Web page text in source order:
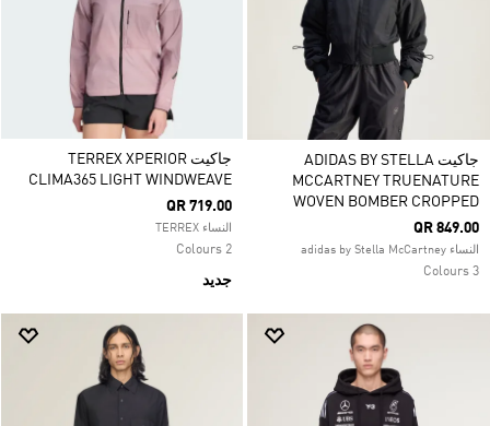
جاكيت ADIDAS BY STELLA
MCCARTNEY TRUENATURE
WOVEN BOMBER CROPPED
QR 849.00
النساء adidas by Stella McCartney
3 Colours
جاكيت TERREX XPERIOR
CLIMA365 LIGHT WINDWEAVE
QR 719.00
النساء TERREX
2 Colours
جديد